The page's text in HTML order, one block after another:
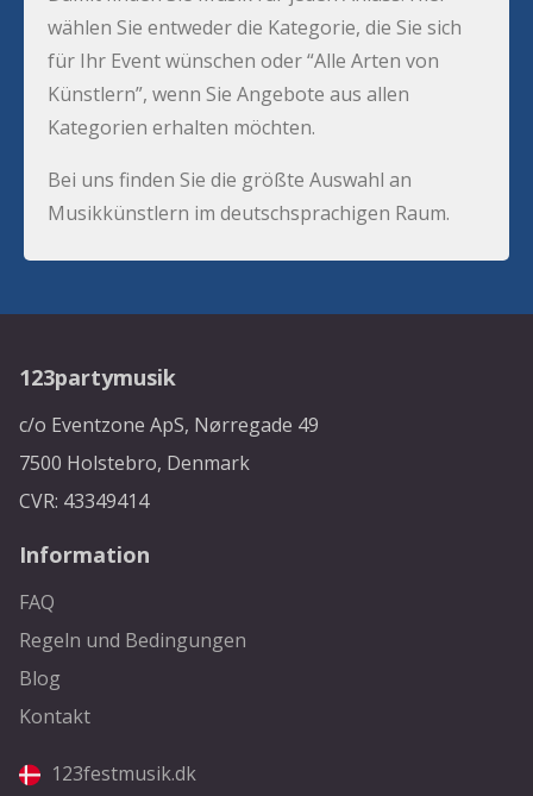
wählen Sie entweder die Kategorie, die Sie sich
für Ihr Event wünschen oder “Alle Arten von
Künstlern”, wenn Sie Angebote aus allen
Kategorien erhalten möchten.
Bei uns finden Sie die größte Auswahl an
Musikkünstlern im deutschsprachigen Raum.
123partymusik
c/o Eventzone ApS, Nørregade 49
7500 Holstebro, Denmark
CVR: 43349414
Information
FAQ
Regeln und Bedingungen
Blog
Kontakt
123festmusik.dk